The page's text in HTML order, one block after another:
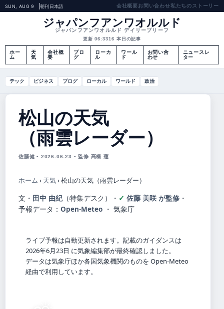
SUN, AUG 9 朝刊日本語 会社概要お問い合わせ私たちのストーリー
ジャパンフアンワオルルド
ジャパンフアンワオルルド デイリーブリーフ
更新 06:3316 本日の記事
ホー
ム
天
気
会社概
要
ブロ
グ
ローカ
ル
ワール
ド
お問い合
わせ
ニュースレ
ター
テック ビジネス ブログ ローカル ワールド 政治
松山の天気
（雨雲レーダー）
佐藤健 • 2026-06-23 • 監修 高橋 蓮
ホーム › 天気›松山の天気（雨雲レーダー）
文・ 田中 由紀（特集デスク） ・ 佐藤 美咲 が監修 ・
予報データ： Open-Meteo ・ 気象庁
ライブ予報は自動更新されます。記載のガイダンスは
2026年6月23日 に気象編集部が最終確認しました。
データは気象庁ほか各国気象機関のものを Open-Meteo
経由で利用しています。